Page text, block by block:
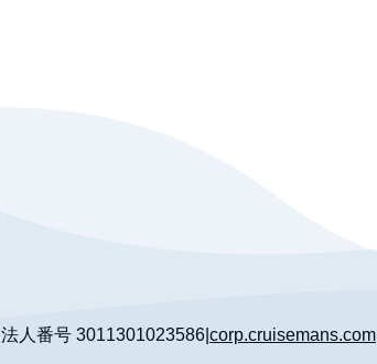
法人番号 3011301023586 corp.cruisemans.com